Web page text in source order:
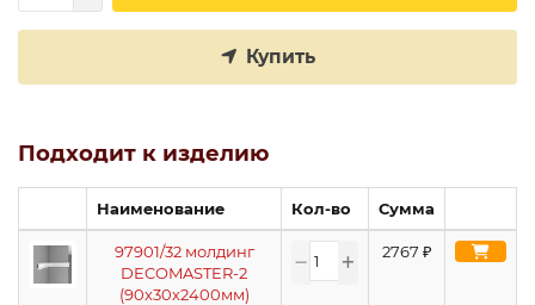
Купить
Подходит к изделию
Наименование Кол-во Сумма
97901/32 молдинг
DECOMASTER-2
(90х30х2400мм)
2767 ₽